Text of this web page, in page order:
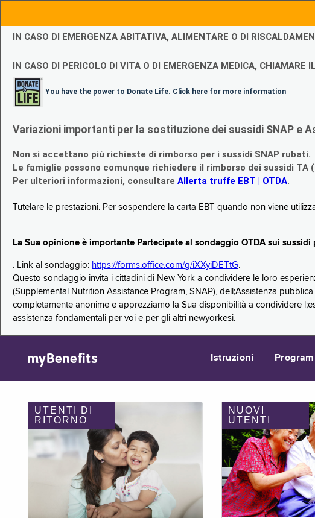
IN CASO DI EMERGENZA ABITATIVA, ALIMENTARE O DI
IN CASO DI PERICOLO DI VITA O DI EMERGENZA MEDICA, CHIAMARE
You have the power to Donate Life. Click here for more information
Variazioni importanti per la sostituzione dei sussidi SNAP e
Non si accettano più richieste di rimborso per i sussidi SNAP rubati.
Le famiglie possono comunque richiedere il rimborso dei sussidi
Per ulteriori informazioni, consultare Allerta truffe EBT | OTDA.
Tutelare le prestazioni. Per sospendere la carta EBT quando non viene
La Sua opinione è importante Partecipate al sondaggio OTDA sui sussidi
. Link al sondaggio: https://forms.office.com/g/iXXyiDETtG.
Questo sondaggio invita i cittadini di New York a condividere le loro
(Supplemental Nutrition Assistance Program, SNAP), dell;Assistenza
completamente anonime e apprezziamo la Sua disponibilità a condividere
assistenza fondamentali per voi e per gli altri newyorkesi.
myBenefits Istruzioni
UTENTI DI
RITORNO
NUOVI
UTENTI